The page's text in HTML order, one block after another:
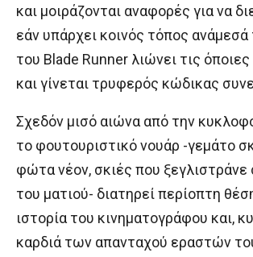
και μοιράζονται αναφορές για να
εάν υπάρχει κοινός τόπος ανάμεσά
του Blade Runner λιώνει τις
και γίνεται τρυφερός κώδικας
Σχεδόν μισό αιώνα από την
το φουτουριστικό νουάρ -γεμάτο
φώτα νέον, σκιές που ξεγλιστράνε
του ματιού- διατηρεί περίοπτη
ιστορία του κινηματογράφου και,
καρδιά των απανταχού εραστών